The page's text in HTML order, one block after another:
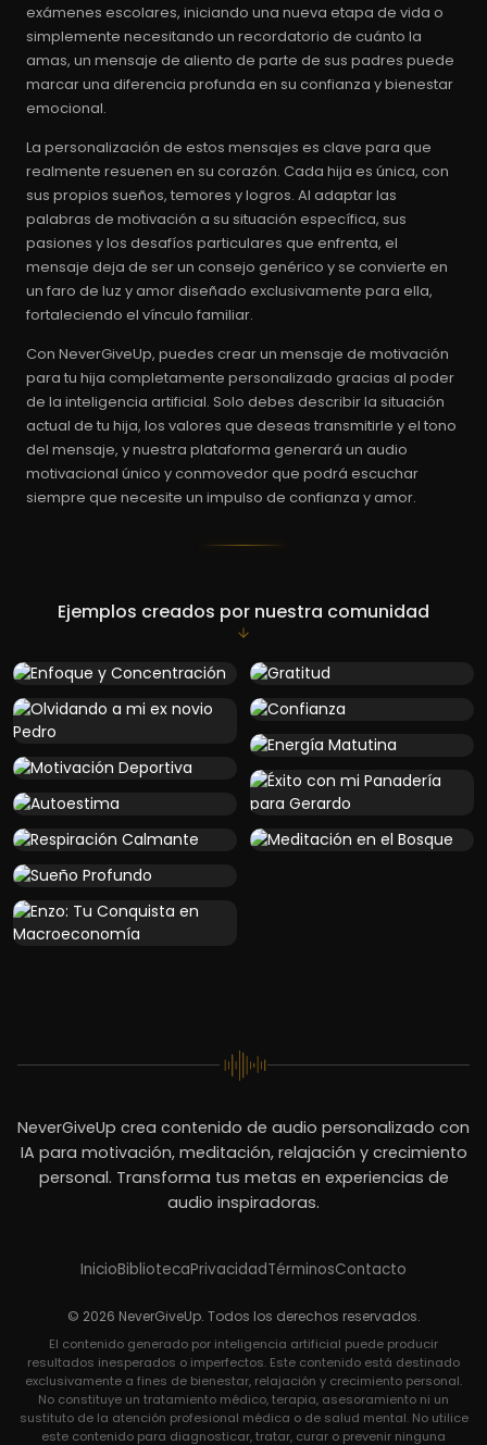
exámenes escolares, iniciando una nueva etapa de vida o
simplemente necesitando un recordatorio de cuánto la
amas, un mensaje de aliento de parte de sus padres puede
marcar una diferencia profunda en su confianza y bienestar
emocional.
La personalización de estos mensajes es clave para que
realmente resuenen en su corazón. Cada hija es única, con
sus propios sueños, temores y logros. Al adaptar las
palabras de motivación a su situación específica, sus
pasiones y los desafíos particulares que enfrenta, el
mensaje deja de ser un consejo genérico y se convierte en
un faro de luz y amor diseñado exclusivamente para ella,
fortaleciendo el vínculo familiar.
Con NeverGiveUp, puedes crear un mensaje de motivación
para tu hija completamente personalizado gracias al poder
de la inteligencia artificial. Solo debes describir la situación
actual de tu hija, los valores que deseas transmitirle y el tono
del mensaje, y nuestra plataforma generará un audio
motivacional único y conmovedor que podrá escuchar
siempre que necesite un impulso de confianza y amor.
Ejemplos creados por nuestra comunidad
NeverGiveUp crea contenido de audio personalizado con
IA para motivación, meditación, relajación y crecimiento
personal. Transforma tus metas en experiencias de
audio inspiradoras.
InicioBibliotecaPrivacidadTérminosContacto
© 2026 NeverGiveUp. Todos los derechos reservados.
El contenido generado por inteligencia artificial puede producir
resultados inesperados o imperfectos. Este contenido está destinado
exclusivamente a fines de bienestar, relajación y crecimiento personal.
No constituye un tratamiento médico, terapia, asesoramiento ni un
sustituto de la atención profesional médica o de salud mental. No utilice
este contenido para diagnosticar, tratar, curar o prevenir ninguna